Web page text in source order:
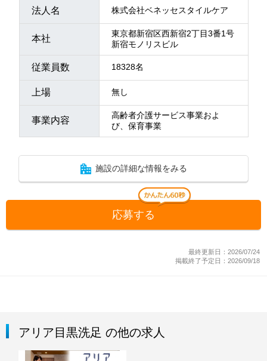
法人名 株式会社ベネッセスタイルケア
本社
東京都新宿区西新宿2丁目3番1号
新宿モノリスビル
従業員数 18328名
上場 無し
事業内容
高齢者介護サービス事業およ
び、保育事業
施設の詳細な情報をみる
応募する
最終更新日：2026/07/24
掲載終了予定日：2026/09/18
アリア目黒洗足 の他の求人